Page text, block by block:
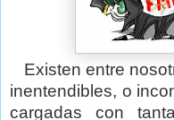
Existen entre
inentendibles, o
cargadas con